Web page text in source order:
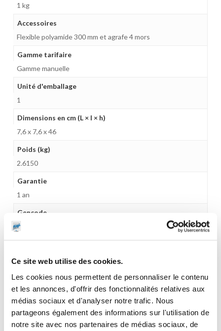
Ce site web utilise des cookies.
Les cookies nous permettent de personnaliser le contenu
et les annonces, d'offrir des fonctionnalités relatives aux
médias sociaux et d'analyser notre trafic. Nous
partageons également des informations sur l'utilisation de
notre site avec nos partenaires de médias sociaux, de
1 kg
Accessoires
Flexible polyamide 300 mm et agrafe 4 mors
Gamme tarifaire
Gamme manuelle
Unité d'emballage
1
Dimensions en cm (L × l × h)
7,6 x 7,6 x 46
Poids (kg)
2.6150
Garantie
1 an
Gencode
3284660313688
CES PRODUITS PEUVENT VOUS
INTERESSER